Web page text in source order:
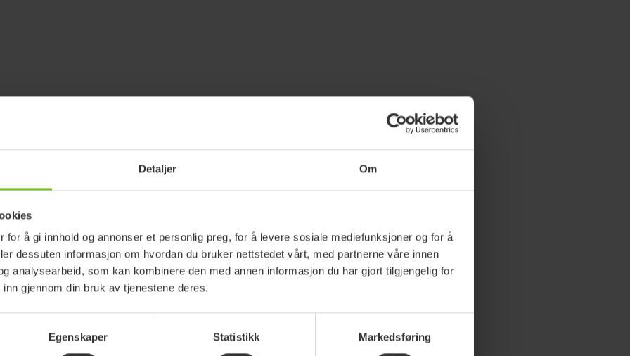
Detaljer Om
for å gi innhold og annonser et personlig preg, for å levere sosiale mediefunksjoner og for å
dessuten informasjon om hvordan du bruker nettstedet vårt, med partnerne våre innen
analysearbeid, som kan kombinere den med annen informasjon du har gjort tilgjengelig for
gjennom din bruk av tjenestene deres.
Egenskaper Statistikk Markedsføring